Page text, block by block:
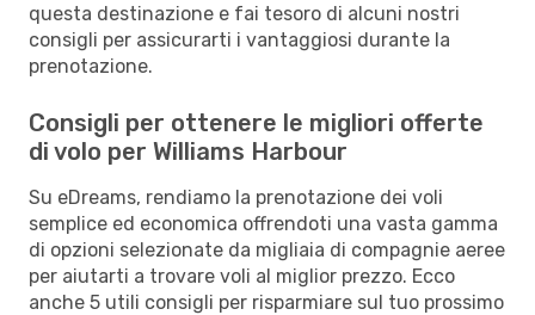
questa destinazione e fai tesoro di alcuni nostri
consigli per assicurarti i vantaggiosi durante la
prenotazione.
Consigli per ottenere le migliori offerte
di volo per Williams Harbour
Su eDreams, rendiamo la prenotazione dei voli
semplice ed economica offrendoti una vasta gamma
di opzioni selezionate da migliaia di compagnie aeree
per aiutarti a trovare voli al miglior prezzo. Ecco
anche 5 utili consigli per risparmiare sul tuo prossimo